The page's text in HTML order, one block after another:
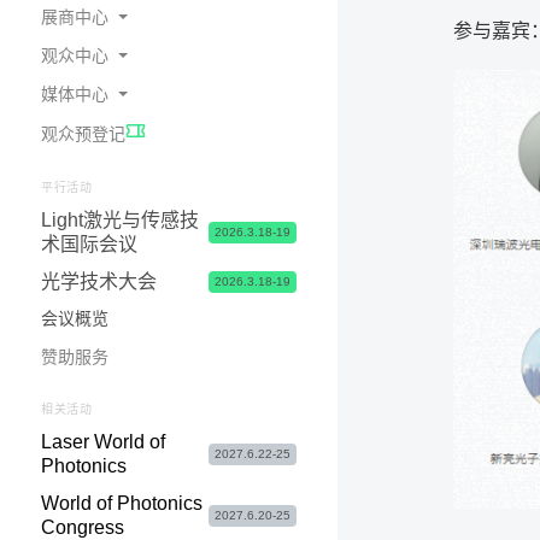
展商中心
为何参展
预定展位
展商中心 & 参展申请常见问题
展台 & 市场推广服务
物流&签证服务
联系我们
观众中心
在线会刊
交通指南
酒店食宿
签证服务
参观咨询&常见问题
媒体中心
展会新闻
照片与视频
合作媒体
媒体联络
观众预登记
平行活动
Light激光与传感技
术国际会议
2026.3.18-19
光学技术大会 2026.3.18-19
会议概览
赞助服务
相关活动
Laser World of
Photonics
2027.6.22-25
World of Photonics
Congress
2027.6.20-25
参与嘉宾